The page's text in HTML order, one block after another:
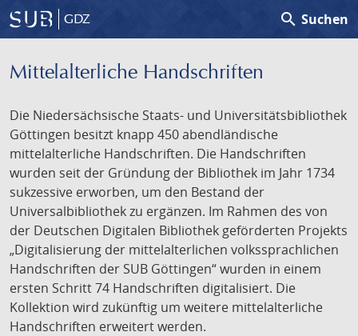
GDZ search Suchen
Mittelalterliche Handschriften
Die Niedersächsische Staats- und Universitätsbibliothek
Göttingen besitzt knapp 450 abendländische
mittelalterliche Handschriften. Die Handschriften
wurden seit der Gründung der Bibliothek im Jahr 1734
sukzessive erworben, um den Bestand der
Universalbibliothek zu ergänzen. Im Rahmen des von
der Deutschen Digitalen Bibliothek geförderten Projekts
„Digitalisierung der mittelalterlichen volkssprachlichen
Handschriften der SUB Göttingen“ wurden in einem
ersten Schritt 74 Handschriften digitalisiert. Die
Kollektion wird zukünftig um weitere mittelalterliche
Handschriften erweitert werden.